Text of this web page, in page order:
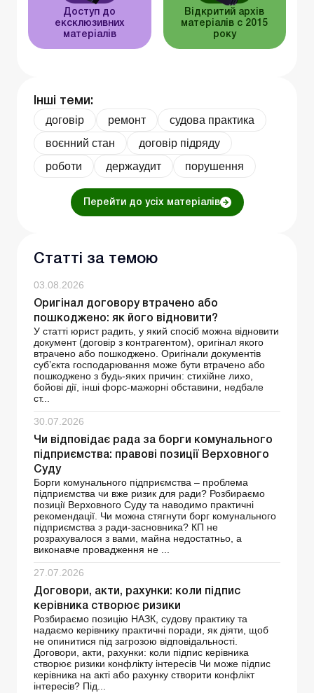
Доступ до
ексклюзивних
матеріалів
Відкритий архів
матеріалів c 2015
року
Інші теми:
договір ремонт
судова практика
воєнний стан
договір підряду
роботи
держаудит порушення
Перейти до усіх матеріалів
Статті за темою
03.08.2026
Оригінал договору втрачено або
пошкоджено: як його відновити?
У статті юрист радить, у який спосіб можна відновити
документ (договір з контрагентом), оригінал якого
втрачено або пошкоджено. Оригінали документів
суб’єкта господарювання може бути втрачено або
пошкоджено з будь-яких причин: стихійне лихо,
бойові дії, інші форс-мажорні обставини, недбале
ст...
30.07.2026
Чи відповідає рада за борги комунального
підприємства: правові позиції Верховного
Суду
Борги комунального підприємства – проблема
підприємства чи вже ризик для ради? Розбираємо
позиції Верховного Суду та наводимо практичні
рекомендації. Чи можна стягнути борг комунального
підприємства з ради-засновника? КП не
розрахувалося з вами, майна недостатньо, а
виконавче провадження не ...
27.07.2026
Договори, акти, рахунки: коли підпис
керівника створює ризики
Розбираємо позицію НАЗК, судову практику та
надаємо керівнику практичні поради, як діяти, щоб
не опинитися під загрозою відповідальності.
Договори, акти, рахунки: коли підпис керівника
створює ризики конфлікту інтересів Чи може підпис
керівника на акті або рахунку створити конфлікт
інтересів? Під...